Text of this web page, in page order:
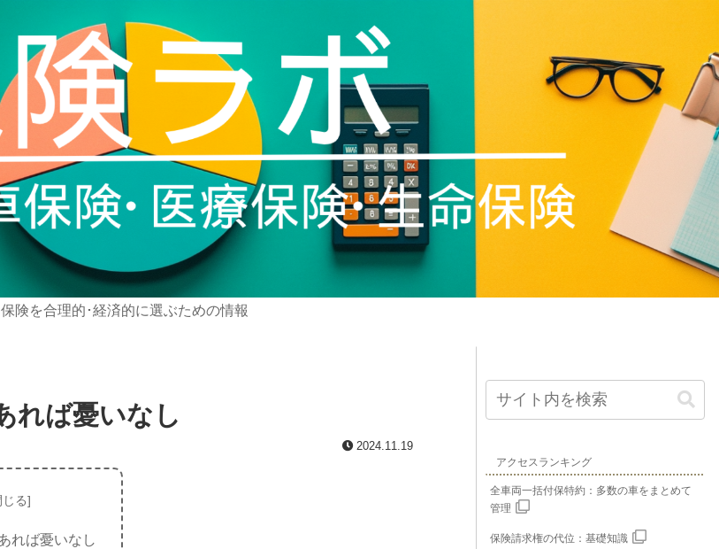
保険を合理的･経済的に選ぶための情報
れば憂いなし
2024.11.19
れば憂いなし
アクセスランキング
全車両一括付保特約：多数の車をまとめて
管理
保険請求権の代位：基礎知識